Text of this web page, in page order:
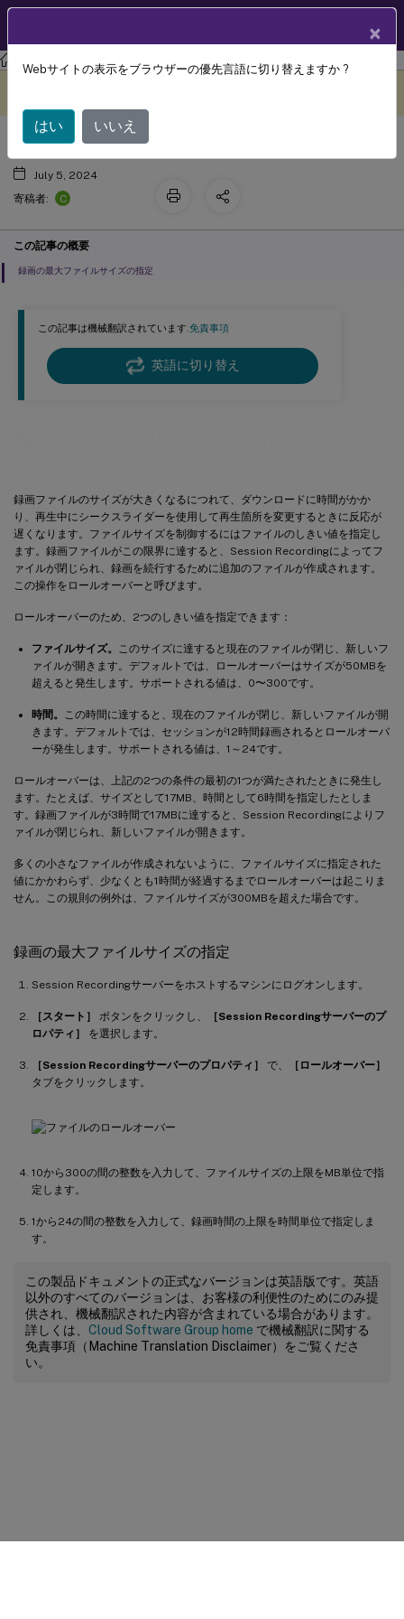
Session Recording Session Recording 2204
この記事は機械翻訳されています.免責事項
英語に切り替え
録画ファイルのサイズが大きくなるにつれて、ダウンロードに時間がかか
り、再生中にシークスライダーを使用して再生箇所を変更するときに反応が
遅くなります。ファイルサイズを制御するにはファイルのしきい値を指定し
ます。録画ファイルがこの限界に達すると、Session Recordingによってフ
ァイルが閉じられ、録画を続行するために追加のファイルが作成されます。
この操作をロールオーバーと呼びます。
ロールオーバーのため、2つのしきい値を指定できます：
ファイルサイズ。
このサイズに達すると現在のファイルが閉じ、新しいフ
ァイルが開きます。デフォルトでは、ロールオーバーはサイズが50MBを
超えると発生します。サポートされる値は、0〜300です。
時間。
この時間に達すると、現在のファイルが閉じ、新しいファイルが開
きます。デフォルトでは、セッションが12時間録画されるとロールオーバ
ーが発生します。サポートされる値は、1～24です。
ロールオーバーは、上記の2つの条件の最初の1つが満たされたときに発生し
ます。たとえば、サイズとして17MB、時間として6時間を指定したとしま
す。録画ファイルが3時間で17MBに達すると、Session Recordingによりフ
ァイルが閉じられ、新しいファイルが開きます。
多くの小さなファイルが作成されないように、ファイルサイズに指定された
値にかかわらず、少なくとも1時間が経過するまでロールオーバーは起こりま
せん。この規則の例外は、ファイルサイズが300MBを超えた場合です。
録画の最大ファイルサイズの指定
Session Recordingサーバーをホストするマシンにログオンします。
［スタート］ ボタンをクリックし、
［Session Recordingサーバーのプ
ロパティ］
を選択します。
［Session Recordingサーバーのプロパティ］ で、
［ロールオーバー］
タブをクリックします。
10から300の間の整数を入力して、ファイルサイズの上限をMB単位で指
定します。
1から24の間の整数を入力して、録画時間の上限を時間単位で指定しま
す。
この製品ドキュメントの正式なバージョンは英語版です。英語
以外のすべてのバージョンは、お客様の利便性のためにのみ提
供され、機械翻訳された内容が含まれている場合があります。
詳しくは、 Cloud Software Group home で機械翻訳に関する
免責事項（Machine Translation Disclaimer）をご覧くださ
い。
録画のファイルサイズの指定
July 5, 2024
寄稿者:
C
この記事の概要
録画の最大ファイルサイズの指定
×
Webサイトの表示をブラウザーの優先言語に切り替えますか ?
はい いいえ